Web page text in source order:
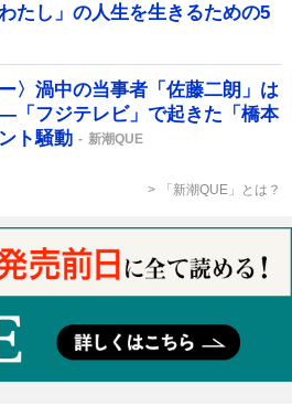
たし」の人生を生きるための5
〉渦中の当事者「佐藤二朗」は
フジテレビ」で起きた「橋本
ト騒動
新潮QUE
「新潮QUE」とは？